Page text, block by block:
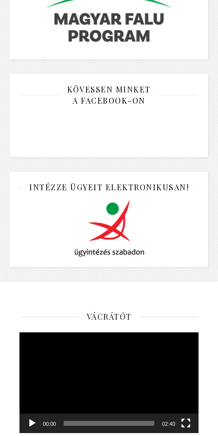
KÖVESSEN MINKET
A FACEBOOK-ON
INTÉZZE ÜGYEIT ELEKTRONIKUSAN!
VÁCRÁTÓT
00:00 02:40